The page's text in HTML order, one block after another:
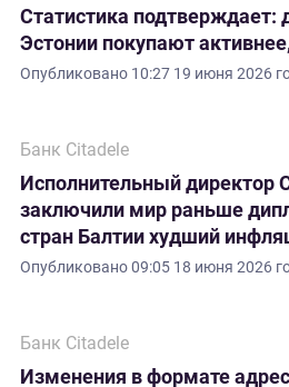
Статистика подтверждает:
Эстонии покупают
Опубликовано 10:27 19 июня 2026
Банк Citadele
Исполнительный директор
заключили мир раньше
стран Балтии худший
Опубликовано09:05 18 июня 2026
Банк Citadele
Изменения в формате